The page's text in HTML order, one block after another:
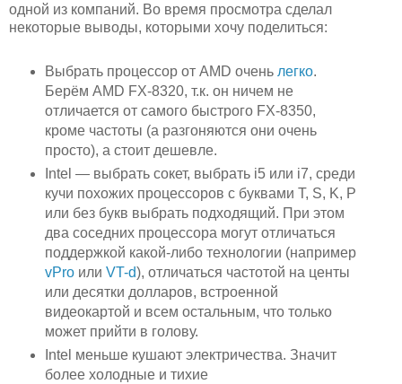
одной из компаний. Во время просмотра сделал
некоторые выводы, которыми хочу поделиться:
Выбрать процессор от AMD очень легко.
Берём AMD FX-8320, т.к. он ничем не
отличается от самого быстрого FX-8350,
кроме частоты (а разгоняются они очень
просто), а стоит дешевле.
Intel — выбрать сокет, выбрать i5 или i7, среди
кучи похожих процессоров с буквами T, S, K, P
или без букв выбрать подходящий. При этом
два соседних процессора могут отличаться
поддержкой какой-либо технологии (например
vPro или VT-d), отличаться частотой на центы
или десятки долларов, встроенной
видеокартой и всем остальным, что только
может прийти в голову.
Intel меньше кушают электричества. Значит
более холодные и тихие